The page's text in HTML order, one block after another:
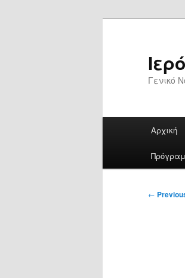
Γενικό
Αρχική
Post
←